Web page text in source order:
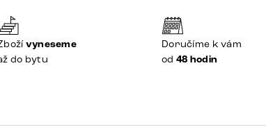
vyneseme
do bytu
Doručíme k vám
od 48 hodin